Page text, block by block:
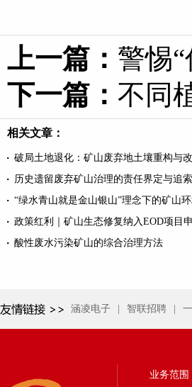
上一篇： 警惕
下一篇： 不同
相关文章：
破局土地退化：矿山废弃地土壤重构与
历史遗留废弃矿山治理的责任界定与追
“绿水青山就是金山银山”理念下的矿山
政策红利｜矿山生态修复纳入EOD项目
酸性废水污染矿山的综合治理方法
涵凌电子 智联招聘
业务范围